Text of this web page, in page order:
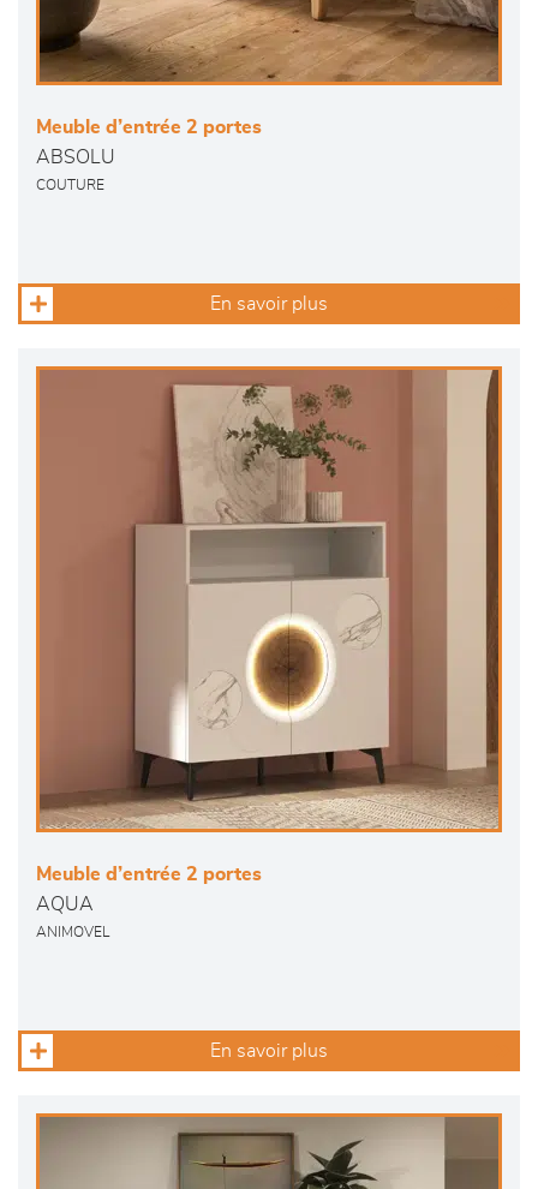
Meuble d’entrée 2 portes
ABSOLU
COUTURE
En savoir plus
Meuble d’entrée 2 portes
AQUA
ANIMOVEL
En savoir plus